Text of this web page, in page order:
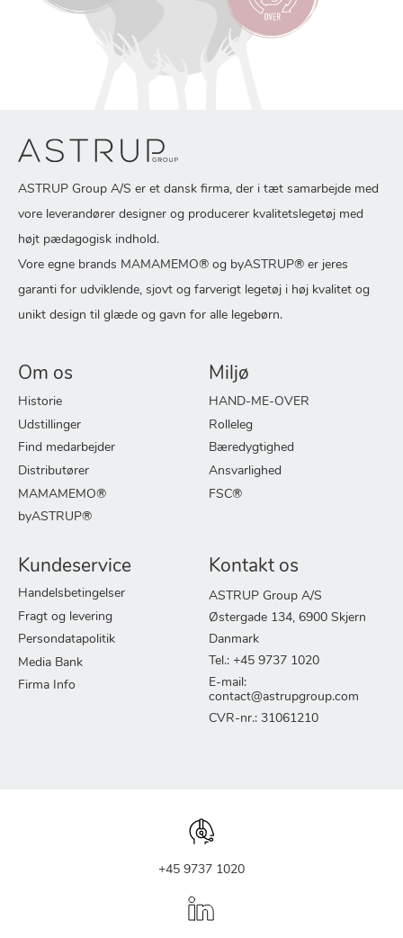
ASTRUP Group A/S er et dansk firma, der i tæt samarbejde med
vore leverandører designer og producerer kvalitetslegetøj med
højt pædagogisk indhold.
Vore egne brands MAMAMEMO® og byASTRUP® er jeres
garanti for udviklende, sjovt og farverigt legetøj i høj kvalitet og
unikt design til glæde og gavn for alle legebørn.
Om os
Historie
Udstillinger
Find medarbejder
Distributører
MAMAMEMO®
byASTRUP®
Miljø
HAND-ME-OVER
Rolleleg
Bæredygtighed
Ansvarlighed
FSC®
Kundeservice
Handelsbetingelser
Fragt og levering
Persondatapolitik
Media Bank
Firma Info
Kontakt os
ASTRUP Group A/S
Østergade 134, 6900 Skjern
Danmark
Tel.: +45 9737 1020
E-mail:
contact@astrupgroup.com
CVR-nr.: 31061210
+45 9737 1020